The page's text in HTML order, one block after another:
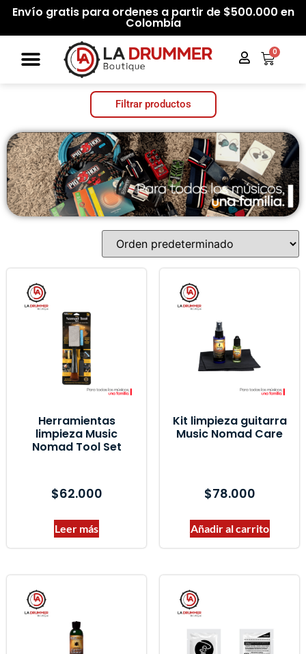
Envío gratis para ordenes a partir de $500.000 en
Colombia
0
Filtrar productos
Categorías del producto
Filtrar por precio
Filtrar
$78.000
Marcas del producto
Herramientas
limpieza Music
Nomad Tool Set
$62.000
Leer más
Kit limpieza guitarra
Music Nomad Care
$78.000
Añadir al carrito